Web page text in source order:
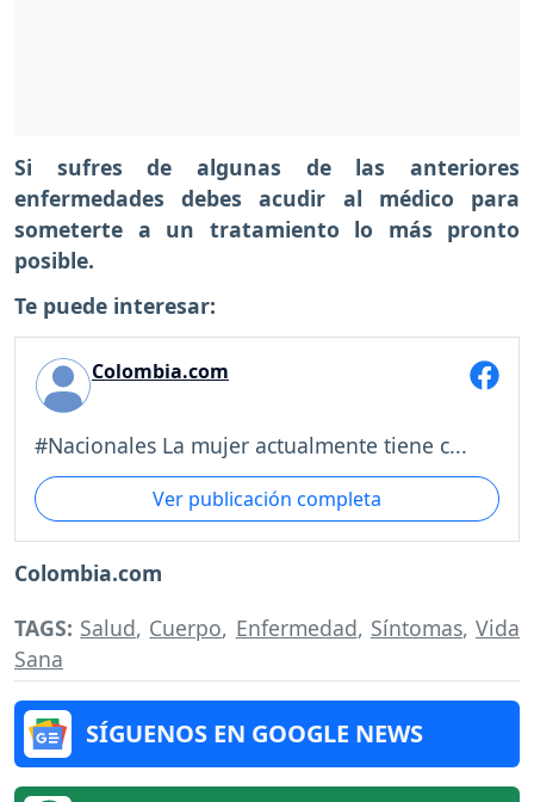
Si sufres de algunas de las anteriores
enfermedades debes acudir al médico para
someterte a un tratamiento lo más pronto
posible.
Te puede interesar:
Colombia.com
#Nacionales La mujer actualmente tiene c...
Ver publicación completa
Colombia.com
TAGS: Salud, Cuerpo, Enfermedad, Síntomas,Vida
Sana
SÍGUENOS EN GOOGLE NEWS